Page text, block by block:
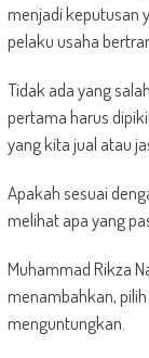
menjadi keputusan
pelaku usaha
Tidak ada yang
pertama harus
yang kita jual atau
Apakah sesuai
melihat apa yang
Muhammad Rikza
menambahkan,
menguntungkan.